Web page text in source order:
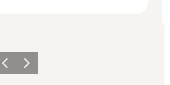
ZurückWeiter